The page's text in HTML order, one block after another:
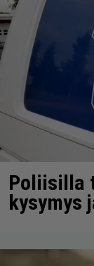
Poliisilla
kysymys